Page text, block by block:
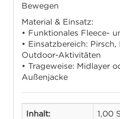
Bewegen
Material & Einsatz:
• Funktionales Fleece-
• Einsatzbereich: Pirsch,
Outdoor-Aktivitäten
• Trageweise: Midlayer
Außenjacke
Inhalt: 1,00